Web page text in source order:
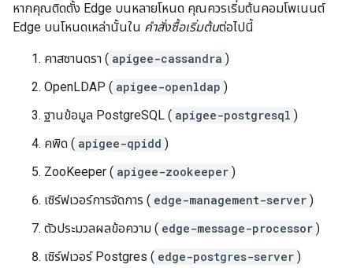
หากคุณติดตั้ง Edge บนหลายโหนด คุณควรเริ่มต้นคอมโพเนนต์
Edge บนโหนดเหล่านั้นใน คำสั่งซื้อเริ่มต้นต่อไปนี้
คาสซานดรา ( apigee-cassandra )
OpenLDAP ( apigee-openldap )
ฐานข้อมูล PostgreSQL ( apigee-postgresql )
คพิด ( apigee-qpidd )
ZooKeeper ( apigee-zookeeper )
เซิร์ฟเวอร์การจัดการ ( edge-management-server )
ตัวประมวลผลข้อความ ( edge-message-processor )
เซิร์ฟเวอร์ Postgres ( edge-postgres-server )